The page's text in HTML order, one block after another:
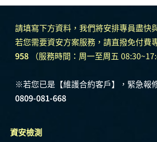
請填寫下方資料，我們將安排專員盡快
若您需要資安方案服務，請直撥免付費
958 （服務時間：周一至周五
※若您已是【維護合約客戶】，緊急報
0809-081-668
資安檢測